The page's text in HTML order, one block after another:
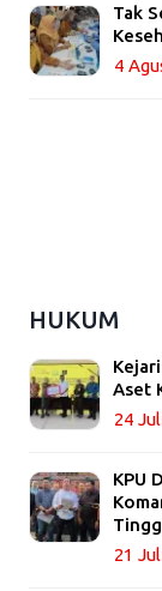
Tak
4
HUKUM
Aset
24
KPU
21